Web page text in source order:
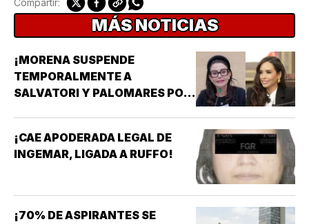
Compartir:
MÁS NOTICIAS
¡MORENA SUSPENDE
TEMPORALMENTE A
SALVATORI Y PALOMARES POR
¡CAE APODERADA LEGAL DE
INGEMAR, LIGADA A RUFFO!
¡70% DE ASPIRANTES SE